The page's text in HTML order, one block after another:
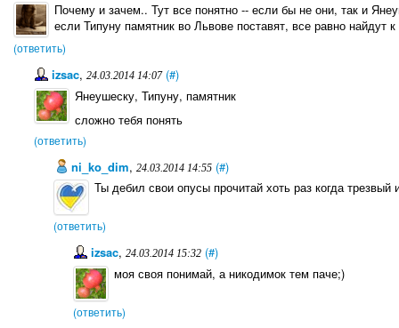
Почему и зачем.. Тут все понятно -- если бы не они, так и
если Типуну памятник во Львове поставят, все равно найдут
(ответить)
izsac, 24.03.2014 14:07 (#)
Янеушеску, Типуну, памятник
сложно тебя понять
(ответить)
ni_ko_dim,24.03.2014 14:55 (#)
Ты дебил свои опусы прочитай хоть раз когда
(ответить)
izsac, 24.03.2014 15:32 (#)
моя своя понимай, а никодимок тем паче;)
(ответить)